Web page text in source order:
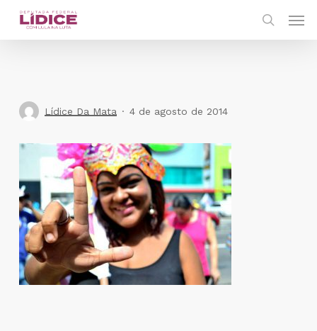
Skip
Lídice Da Mata 4 de agosto de 2014